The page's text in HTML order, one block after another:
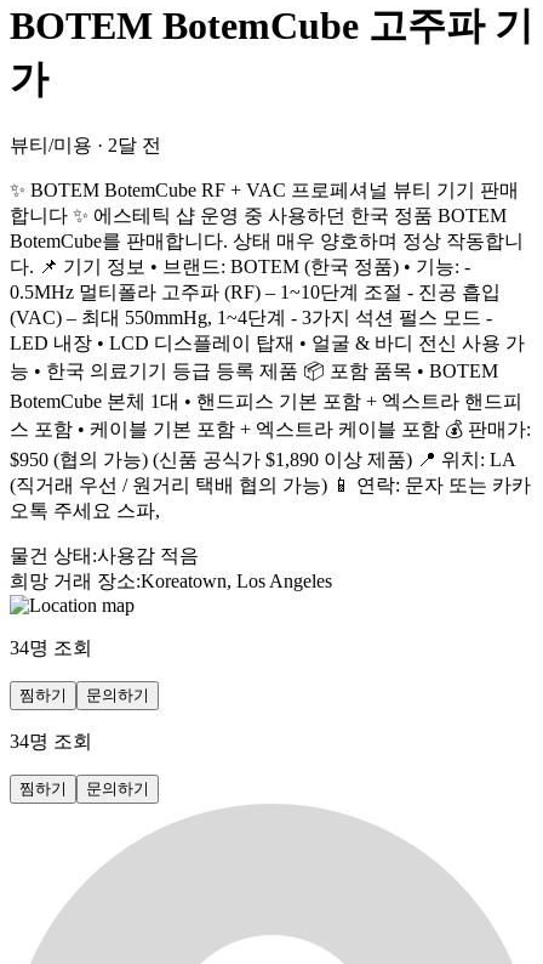
BOTEM BotemCube 고주파 기
가
뷰티/미용 · 2달 전
✨ BOTEM BotemCube RF + VAC 프로페셔널 뷰티 기기 판매
합니다 ✨ 에스테틱 샵 운영 중 사용하던 한국 정품 BOTEM
BotemCube를 판매합니다. 상태 매우 양호하며 정상 작동합니
다. 📌 기기 정보 • 브랜드: BOTEM (한국 정품) • 기능: -
0.5MHz 멀티폴라 고주파 (RF) – 1~10단계 조절 - 진공 흡입
(VAC) – 최대 550mmHg, 1~4단계 - 3가지 석션 펄스 모드 -
LED 내장 • LCD 디스플레이 탑재 • 얼굴 & 바디 전신 사용 가
능 • 한국 의료기기 등급 등록 제품 📦 포함 품목 • BOTEM
BotemCube 본체 1대 • 핸드피스 기본 포함 + 엑스트라 핸드피
스 포함 • 케이블 기본 포함 + 엑스트라 케이블 포함 💰 판매가:
$950 (협의 가능) (신품 공식가 $1,890 이상 제품) 📍 위치: LA
(직거래 우선 / 원거리 택배 협의 가능) 📱 연락: 문자 또는 카카
오톡 주세요 스파,
물건 상태 :사용감 적음
희망 거래 장소:Koreatown, Los Angeles
34명 조회
찜하기 문의하기
34명 조회
찜하기 문의하기